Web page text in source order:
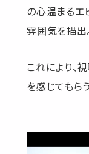
の心温まるエ
雰囲気を描出
これにより、
を感じてもら
動
プ